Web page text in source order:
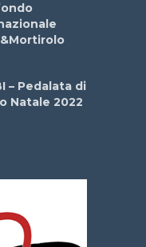
– Pedalata di
Natale 2022